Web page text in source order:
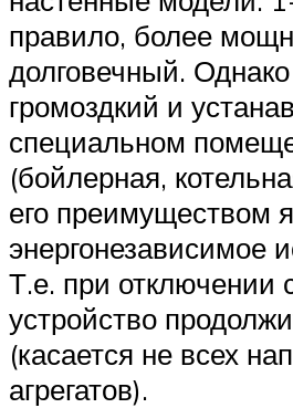
правило, более
долговечный.
громоздкий и
специальном
(бойлерная,
его преимуществом
энергонезависимое
Т.е. при отключении
устройство
(касается не всех
агрегатов).